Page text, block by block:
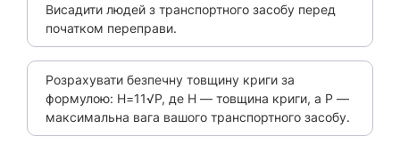
Висадити людей з транспортного засобу перед
початком переправи.
Розрахувати безпечну товщину криги за
формулою: Н=11√Р, де Н — товщина криги, а Р —
максимальна вага вашого транспортного засобу.